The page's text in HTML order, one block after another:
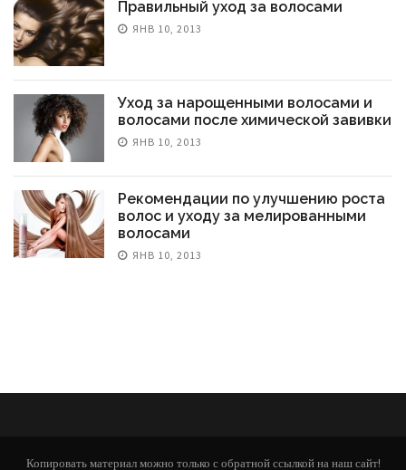
Правильный уход за волосами
ЯНВ 10, 2013
Уход за нарощенными волосами и
волосами после химической завивки
ЯНВ 10, 2013
Рекомендации по улучшению роста
волос и уходу за мелированными
волосами
ЯНВ 10, 2013
Копировать материал можно только с обратной ссылкой на наш сайт!